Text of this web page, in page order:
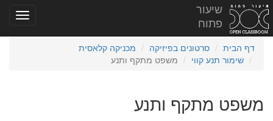
שיעור
פתוח
דף הבית סרטונים בפיזיקה
מכניקה קלאסית
שימור תנע קווי
משפט מתקף ותנע
משפט מתקף ותנע